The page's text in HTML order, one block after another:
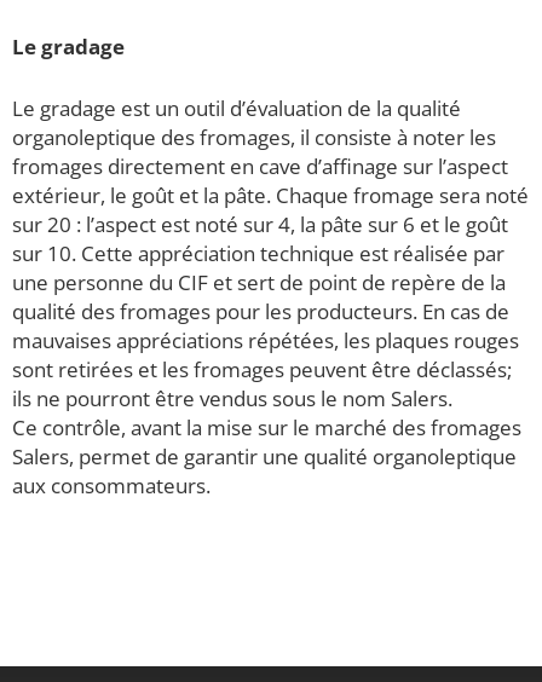
Le gradage
Le gradage est un outil d’évaluation de la qualité
organoleptique des fromages, il consiste à noter les
fromages directement en cave d’affinage sur l’aspect
extérieur, le goût et la pâte. Chaque fromage sera noté
sur 20 : l’aspect est noté sur 4, la pâte sur 6 et le goût
sur 10. Cette appréciation technique est réalisée par
une personne du CIF et sert de point de repère de la
qualité des fromages pour les producteurs. En cas de
mauvaises appréciations répétées, les plaques rouges
sont retirées et les fromages peuvent être déclassés;
ils ne pourront être vendus sous le nom Salers.
Ce contrôle, avant la mise sur le marché des fromages
Salers, permet de garantir une qualité organoleptique
aux consommateurs.